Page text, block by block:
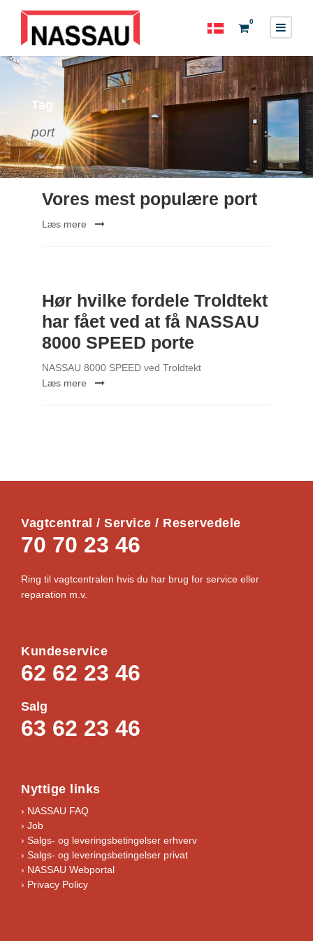
0
Tag
port
Vores mest populære port
Læs mere
Hør hvilke fordele Troldtekt
har fået ved at få NASSAU
8000 SPEED porte
NASSAU 8000 SPEED ved Troldtekt
Læs mere
Vagtcentral / Service / Reservedele
70 70 23 46
Ring til vagtcentralen hvis du har brug for service eller
reparation m.v.
Kundeservice
62 62 23 46
Salg
63 62 23 46
Nyttige links
› NASSAU FAQ
› Job
› Salgs- og leveringsbetingelser erhverv
› Salgs- og leveringsbetingelser privat
› NASSAU Webportal
› Privacy Policy